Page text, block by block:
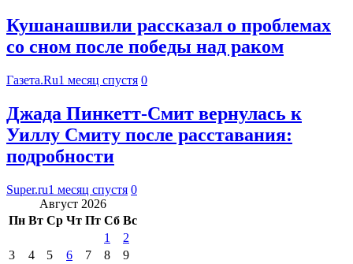
Кушанашвили рассказал о проблемах
со сном после победы над раком
Газета.Ru1 месяц спустя 0
Джада Пинкетт‑Смит вернулась к
Уиллу Смиту после расставания:
подробности
Super.ru1 месяц спустя 0
Август 2026
Пн Вт Ср Чт Пт Сб Вс
1
2
3
4 5 6 7 8
9